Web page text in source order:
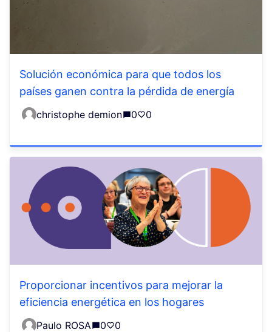
Solución económica para que todos los
países ganen contra la pérdida de energía
christophe demion 0 0
Proporcionar incentivos para mejorar la
eficiencia energética en los hogares
Paulo ROSA 0 0